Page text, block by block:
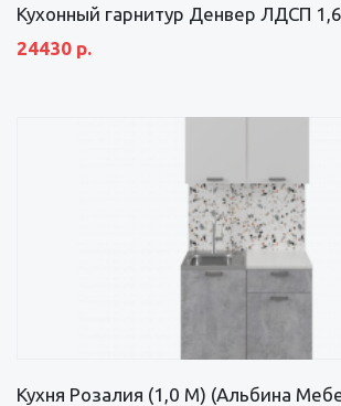
Кухонный гарнитур Денвер ЛДСП 1,6
24430 р.
Кухня Розалия (1,0 М) (Альбина